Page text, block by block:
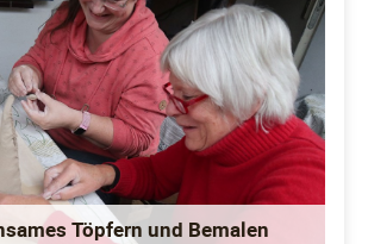
Töpfern und Bemalen